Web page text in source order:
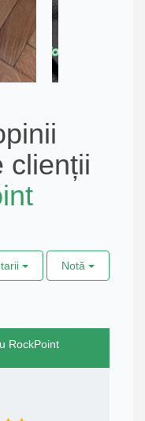
clienții
Notă
RockPoint